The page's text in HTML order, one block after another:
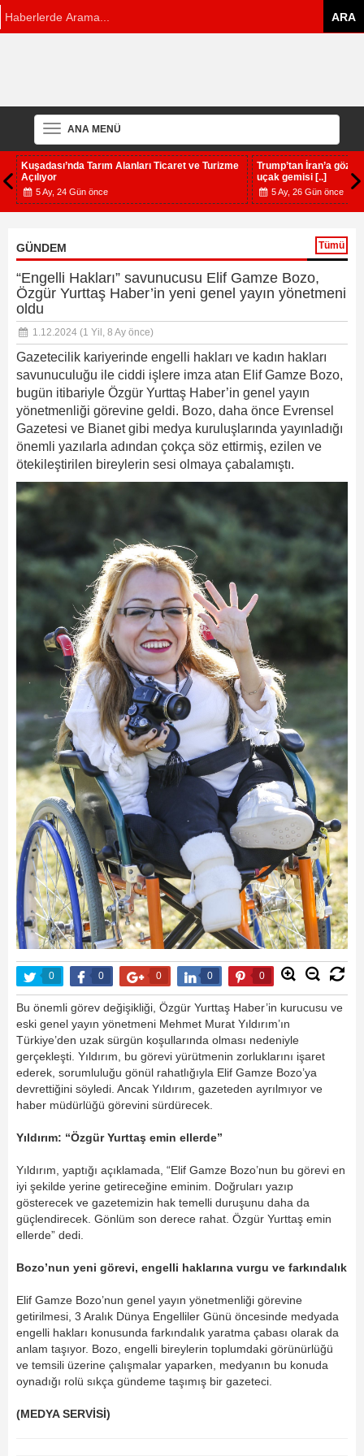
ANA MENÜ
Kuşadası’nda Tarım Alanları Ticaret ve Turizme
Açılıyor
5 Ay, 24 Gün önce
Trump’tan İran’a
uçak gemisi [..]
5 Ay, 26 Gün önce
GÜNDEM Tümü
“Engelli Hakları” savunucusu Elif Gamze Bozo,
Özgür Yurttaş Haber’in yeni genel yayın yönetmeni
oldu
1.12.2024(1 Yil, 8 Ay önce)
Gazetecilik kariyerinde engelli hakları ve kadın hakları
savunuculuğu ile ciddi işlere imza atan Elif Gamze Bozo,
bugün itibariyle Özgür Yurttaş Haber’in genel yayın
yönetmenliği görevine geldi. Bozo, daha önce Evrensel
Gazetesi ve Bianet gibi medya kuruluşlarında yayınladığı
önemli yazılarla adından çokça söz ettirmiş, ezilen ve
ötekileştirilen bireylerin sesi olmaya çabalamıştı.
0 0 0 0 0
Bu önemli görev değişikliği, Özgür Yurttaş Haber’in kurucusu ve
eski genel yayın yönetmeni Mehmet Murat Yıldırım’ın
Türkiye’den uzak sürgün koşullarında olması nedeniyle
gerçekleşti. Yıldırım, bu görevi yürütmenin zorluklarını işaret
ederek, sorumluluğu gönül rahatlığıyla Elif Gamze Bozo’ya
devrettiğini söyledi. Ancak Yıldırım, gazeteden ayrılmıyor ve
haber müdürlüğü görevini sürdürecek.
Yıldırım: “Özgür Yurttaş emin ellerde”
Yıldırım, yaptığı açıklamada, “Elif Gamze Bozo’nun bu görevi en
iyi şekilde yerine getireceğine eminim. Doğruları yazıp
gösterecek ve gazetemizin hak temelli duruşunu daha da
güçlendirecek. Gönlüm son derece rahat. Özgür Yurttaş emin
ellerde” dedi.
Bozo’nun yeni görevi, engelli haklarına vurgu ve farkındalık
Elif Gamze Bozo’nun genel yayın yönetmenliği görevine
getirilmesi, 3 Aralık Dünya Engelliler Günü öncesinde medyada
engelli hakları konusunda farkındalık yaratma çabası olarak da
anlam taşıyor. Bozo, engelli bireylerin toplumdaki görünürlüğü
ve temsili üzerine çalışmalar yaparken, medyanın bu konuda
oynadığı rolü sıkça gündeme taşımış bir gazeteci.
(MEDYA SERVİSİ)